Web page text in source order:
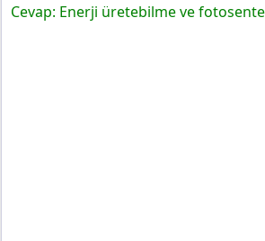
Cevap: Enerji üretebilme ve